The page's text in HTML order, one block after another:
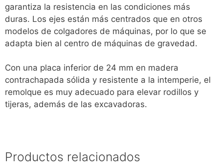
garantiza la resistencia en las condiciones más
duras. Los ejes están más centrados que en otros
modelos de colgadores de máquinas, por lo que se
adapta bien al centro de máquinas de gravedad.
Con una placa inferior de 24 mm en madera
contrachapada sólida y resistente a la intemperie, el
remolque es muy adecuado para elevar rodillos y
tijeras, además de las excavadoras.
Productos relacionados